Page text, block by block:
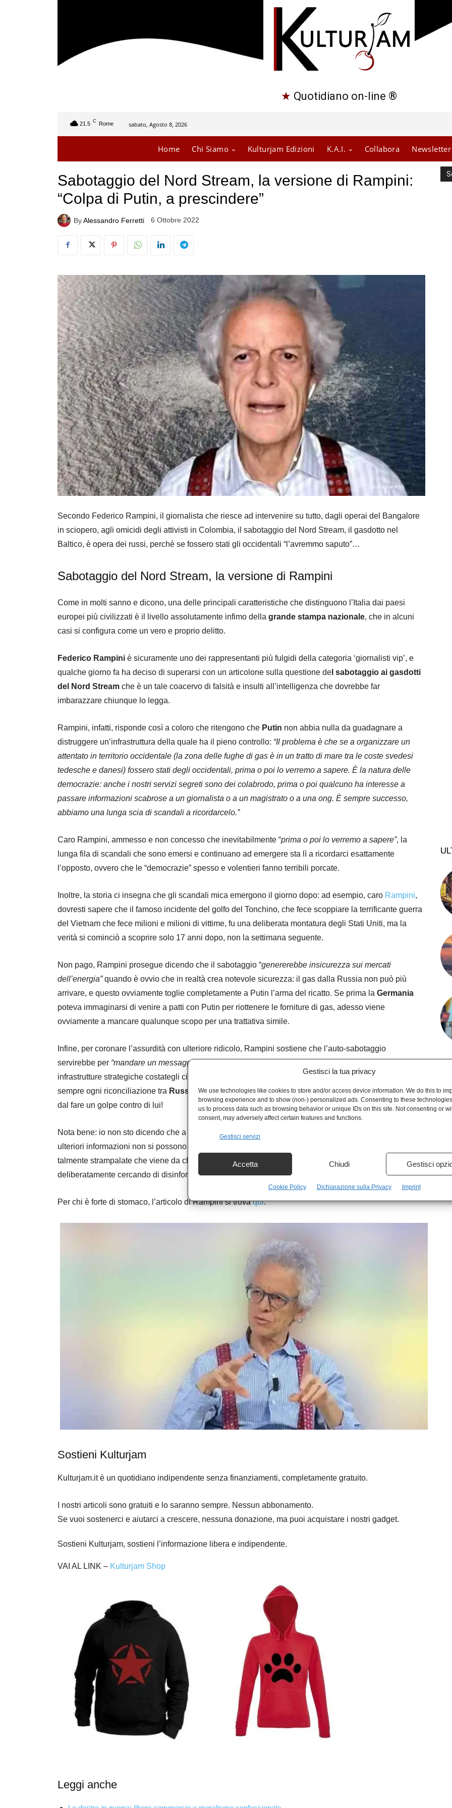
Gestisci la tua privacy
We use technologies like cookies to store and/or access device information. We do this to
browsing experience and to show (non-) personalized ads. Consenting to these
us to process data such as browsing behavior or unique IDs on this site. Not consenting or
consent, may adversely affect certain features and functions.
Gestisci servizi
Accetta Chiudi Gestisci
Cookie Policy Dichiarazione sulla Privacy Imprint
★ Quotidiano on-line ®
21.5 C Rome sabato, Agosto 8, 2026
Home Chi Siamo Kulturjam Edizioni K.A.I. Collabora Newsletter
Sabotaggio del Nord Stream, la versione di Rampini:
“Colpa di Putin, a prescindere”
ByAlessandro Ferretti 6 Ottobre 2022
Secondo Federico Rampini, il giornalista che riesce ad intervenire su tutto, dagli operai del Bangalore
in sciopero, agli omicidi degli attivisti in Colombia, il sabotaggio del Nord Stream, il gasdotto nel
Baltico, è opera dei russi, perchè se fossero stati gli occidentali “l’avremmo saputo”…
Sabotaggio del Nord Stream, la versione di Rampini
Come in molti sanno e dicono, una delle principali caratteristiche che distinguono l’Italia dai paesi
europei più civilizzati è il livello assolutamente infimo della grande stampa nazionale, che in alcuni
casi si configura come un vero e proprio delitto.
Federico Rampini è sicuramente uno dei rappresentanti più fulgidi della categoria ‘giornalisti vip’, e
qualche giorno fa ha deciso di superarsi con un articolone sulla questione de l sabotaggio ai gasdotti
del Nord Stream che è un tale coacervo di falsità e insulti all’intelligenza che dovrebbe far
imbarazzare chiunque lo legga.
Rampini, infatti, risponde così a coloro che ritengono che Putin non abbia nulla da guadagnare a
distruggere un’infrastruttura della quale ha il pieno controllo: “Il problema è che se a organizzare un
attentato in territorio occidentale (la zona delle fughe di gas è in un tratto di mare tra le coste svedesi
tedesche e danesi) fossero stati degli occidentali, prima o poi lo verremo a sapere. È la natura delle
democrazie: anche i nostri servizi segreti sono dei colabrodo, prima o poi qualcuno ha interesse a
passare informazioni scabrose a un giornalista o a un magistrato o a una ong. È sempre successo,
abbiamo una lunga scia di scandali a ricordarcelo.”
Caro Rampini, ammesso e non concesso che inevitabilmente “prima o poi lo verremo a sapere”, la
lunga fila di scandali che sono emersi e continuano ad emergere sta lì a ricordarci esattamente
l’opposto, ovvero che le “democrazie” spesso e volentieri fanno terribili porcate.
Inoltre, la storia ci insegna che gli scandali mica emergono il giorno dopo: ad esempio, caro Rampini,
dovresti sapere che il famoso incidente del golfo del Tonchino, che fece scoppiare la terrificante guerra
del Vietnam che fece milioni e milioni di vittime, fu una deliberata montatura degli Stati Uniti, ma la
verità si cominciò a scoprire solo 17 anni dopo, non la settimana seguente.
Non pago, Rampini prosegue dicendo che il sabotaggio “genererebbe insicurezza sui mercati
dell’energia”quando è ovvio che in realtà crea notevole sicurezza: il gas dalla Russia non può più
arrivare, e questo ovviamente toglie completamente a Putin l’arma del ricatto. Se prima la Germania
poteva immaginarsi di venire a patti con Putin per riottenere le forniture di gas, adesso viene
ovviamente a mancare qualunque scopo per una trattativa simile.
Infine, per coronare l’assurdità con ulteriore ridicolo, Rampini sostiene che l’auto-sabotaggio
servirebbe per “mandare un messaggio contro eventuali “colombe””
infrastrutture strategiche costategli circa 20 miliardi di euro perchè ciò, secondo lui, impedirebbe per
sempre ogni riconciliazione tra Russia eOccidentee ciò dissuaderebbe le “colombe” filooccidentali
dal fare un golpe contro di lui!
Nota bene: io non sto dicendo che a sabotare i gasdotti sia stata la CIA o chi per essa.. in assenza di
ulteriori informazioni non si possono fare che congetture. Dico solo che le congetture di Rampini sono
talmente strampalate che viene da chiedersi se il suo autore sia del tutto lucido, o se stia
deliberatamente cercando di disinformare i suoi lettori.
Per chi è forte di stomaco, l’articolo di Rampini si trovaqui.
Sostieni Kulturjam
Kulturjam.it è un quotidiano indipendente senza finanziamenti, completamente gratuito.
I nostri articoli sono gratuiti e lo saranno sempre. Nessun abbonamento.
Se vuoi sostenerci e aiutarci a crescere, nessuna donazione, ma puoi acquistare i nostri gadget.
Sostieni Kulturjam, sostieni l’informazione libera e indipendente.
VAI AL LINK – Kulturjam Shop
Leggi anche